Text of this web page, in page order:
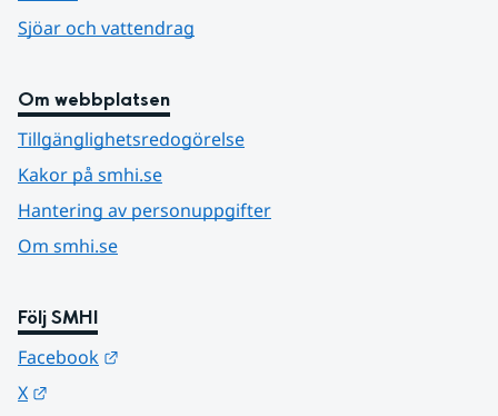
Sjöar och vattendrag
Om webbplatsen
Tillgänglighetsredogörelse
Kakor på smhi.se
Hantering av personuppgifter
Om smhi.se
Följ SMHI
Facebook
X